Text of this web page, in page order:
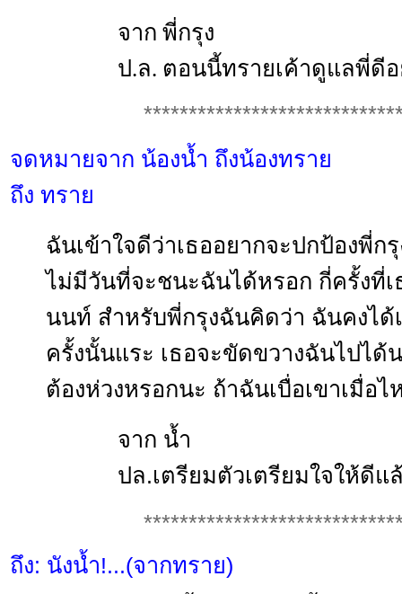
จาก พี่กรุง
ป.ล. ตอนนี้ทรายเค้าดูแลพี่ดี
จดหมายจาก น้องน้ำ ถึงน้องทราย
ถึง ทราย
ฉันเข้าใจดีว่าเธออยากจะปกป้องพี่ก
ไม่มีวันที่จะชนะฉันได้หรอก กี่ครั้งที่
นนท์ สำหรับพี่กรุงฉันคิดว่า ฉันคงได้
ครั้งนั้นแระ เธอจะขัดขวางฉันไปได้
ต้องห่วงหรอกนะ ถ้าฉันเบื่อเขาเมื่อ
จาก น้ำ
ปล.เตรียมตัวเตรียมใจให้ดีแ
ถึง: นังน้ำ!...(จากทราย)